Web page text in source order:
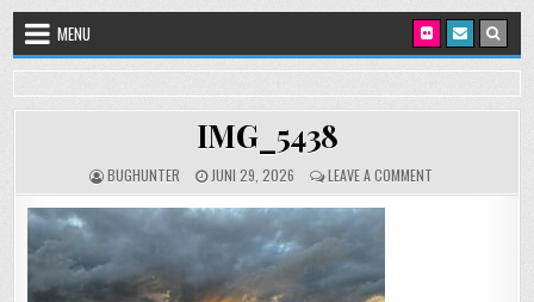
Skip to content
MENU
IMG_5438
AUTHOR:
BUGHUNTER PUBLISHED DATE:
JUNI 29, 2026 LEAVE A COMMENT